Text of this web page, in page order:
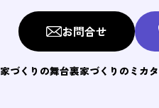
家づくりの舞台裏家づくりのミカタ
お問合せ